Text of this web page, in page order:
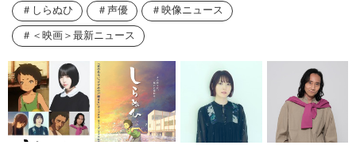
しらぬひ 声優 映像ニュース
＜映画＞最新ニュース